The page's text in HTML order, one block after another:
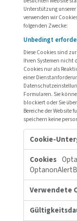
Benutzern
Webseiten
Tracking-
Cookie-
Ein Cookie ist
Anweisung
Informationen
oder
als
Cookies,
besuchten